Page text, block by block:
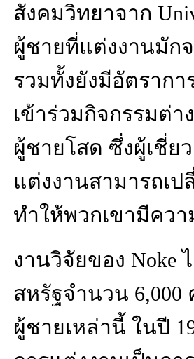
สังคมวิทยาจาก
ผู้ชายที่แต่งงานมัก
รวมทั้งยังมีอัตรากา
เข้าร่วมกิจกรรมต่า
ผู้ชายโสด ซึ่งผู้เชี่ย
แต่งงานสามารถเ
ทำให้พวกเขามีคว
งานวิจัยของ Noke
สหรัฐจำนวน
ผู้ชายเหล่านี้ ในปี